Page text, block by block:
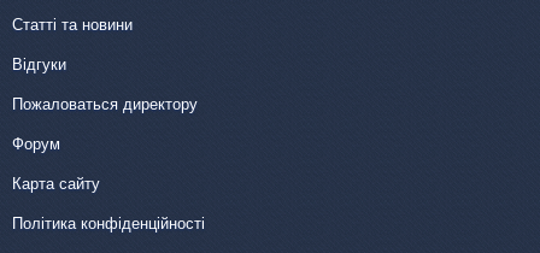
Статті та новини
Відгуки
Пожаловаться директору
Форум
Карта сайту
Політика конфіденційності